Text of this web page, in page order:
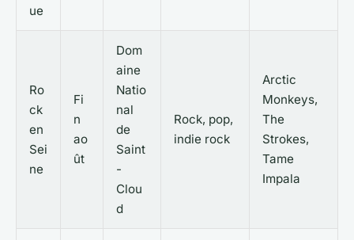
ue
Ro
ck
en
Sei
ne
Fi
n
ao
ût
Dom
aine
Natio
nal
de
Saint
-
Clou
d
Rock, pop,
indie rock
Arctic
Monkeys,
The
Strokes,
Tame
Impala